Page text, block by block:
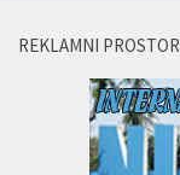
REKLAMNI PROSTOR